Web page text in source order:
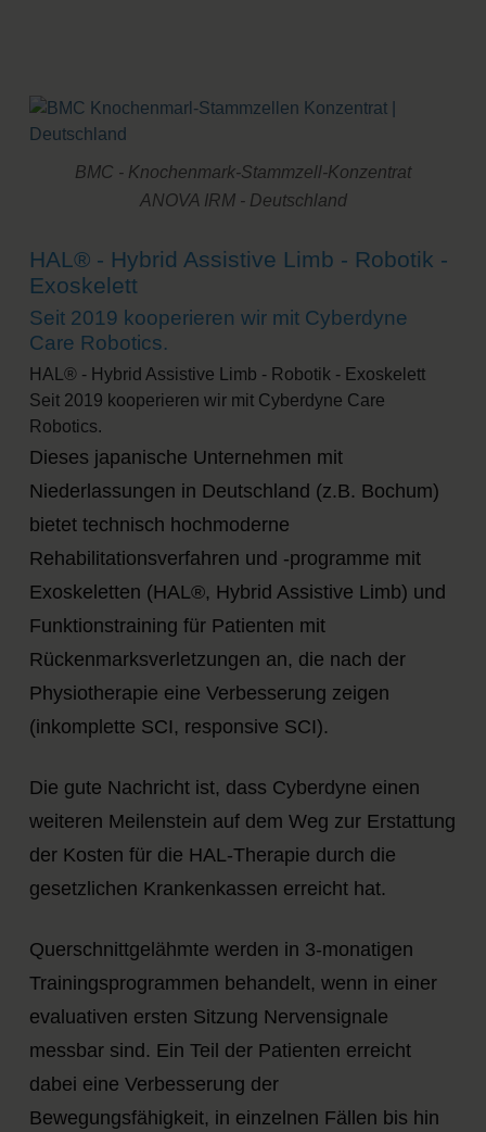
BMC - Knochenmark-Stammzell-Konzentrat
ANOVA IRM - Deutschland
HAL® - Hybrid Assistive Limb - Robotik -
Exoskelett
Seit 2019 kooperieren wir mit Cyberdyne
Care Robotics.
HAL® - Hybrid Assistive Limb - Robotik - Exoskelett
Seit 2019 kooperieren wir mit Cyberdyne Care
Robotics.
Dieses japanische Unternehmen mit
Niederlassungen in Deutschland (z.B. Bochum)
bietet technisch hochmoderne
Rehabilitationsverfahren und -programme mit
Exoskeletten (HAL®, Hybrid Assistive Limb) und
Funktionstraining für Patienten mit
Rückenmarksverletzungen an, die nach der
Physiotherapie eine Verbesserung zeigen
(inkomplette SCI, responsive SCI).
Die gute Nachricht ist, dass Cyberdyne einen
weiteren Meilenstein auf dem Weg zur Erstattung
der Kosten für die HAL-Therapie durch die
gesetzlichen Krankenkassen erreicht hat.
Querschnittgelähmte werden in 3-monatigen
Trainingsprogrammen behandelt, wenn in einer
evaluativen ersten Sitzung Nervensignale
messbar sind. Ein Teil der Patienten erreicht
dabei eine Verbesserung der
Bewegungsfähigkeit, in einzelnen Fällen bis hin